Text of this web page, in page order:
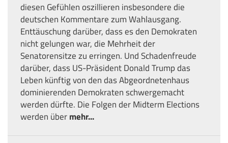
diesen Gefühlen oszillieren insbesondere die
deutschen Kommentare zum Wahlausgang.
Enttäuschung darüber, dass es den Demokraten
nicht gelungen war, die Mehrheit der
Senatorensitze zu erringen. Und Schadenfreude
darüber, dass US-Präsident Donald Trump das
Leben künftig von den das Abgeordnetenhaus
dominierenden Demokraten schwergemacht
werden dürfte. Die Folgen der Midterm Elections
werden übermehr...